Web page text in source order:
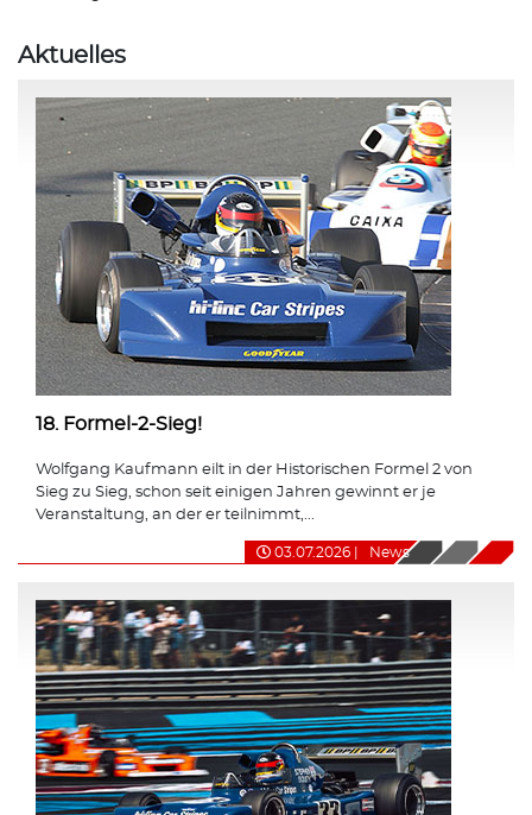
Aktuelles
18. Formel-2-Sieg!
Wolfgang Kaufmann eilt in der Historischen Formel 2 von
Sieg zu Sieg, schon seit einigen Jahren gewinnt er je
Veranstaltung, an der er teilnimmt,...
03.07.2026 News